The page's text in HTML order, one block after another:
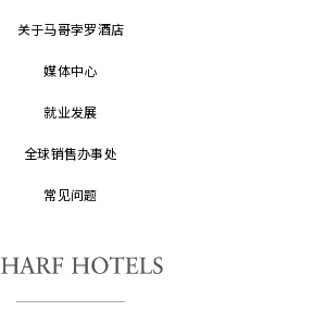
关于马哥孛罗酒店
媒体中心
就业发展
全球销售办事处
常见问题